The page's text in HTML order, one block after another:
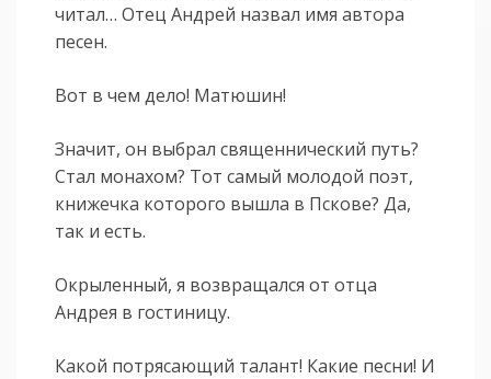
читал… Отец Андрей назвал имя автора
песен.
Вот в чем дело! Матюшин!
Значит, он выбрал священнический путь?
Стал монахом? Тот самый молодой поэт,
книжечка которого вышла в Пскове? Да,
так и есть.
Окрыленный, я возвращался от отца
Андрея в гостиницу.
Какой потрясающий талант! Какие песни! И